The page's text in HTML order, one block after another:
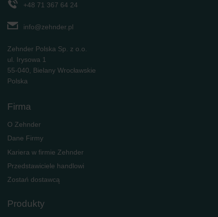
+48 71 367 64 24
info@zehnder.pl
Zehnder Polska Sp. z o.o.
ul. Irysowa 1
55-040, Bielany Wrocławskie
Polska
Firma
O Zehnder
Dane Firmy
Kariera w firmie Zehnder
Przedstawiciele handlowi
Zostań dostawcą
Produkty